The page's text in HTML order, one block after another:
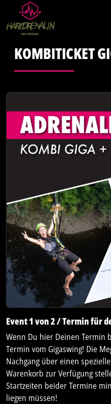
KOMBITICKET
Event 1 von 2 / Termin für
Wenn Du hier Deinen Termin
Termin vom Gigaswing! Die
Nachgang über einen
Warenkorb zur Verfügung
Startzeiten beider Termine
liegen müssen!